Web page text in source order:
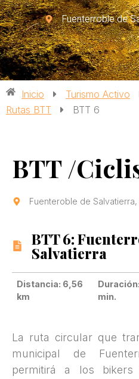
Fuenterroble de
Inicio Turismo Activo
Rutas BTT
BTT 6
BTT /
Fuenteroble de Salvatierra,
BTT 6:
Salvatierra
Distancia: 6,56
km
min.
La ruta circular que
municipal de
permitirá a los